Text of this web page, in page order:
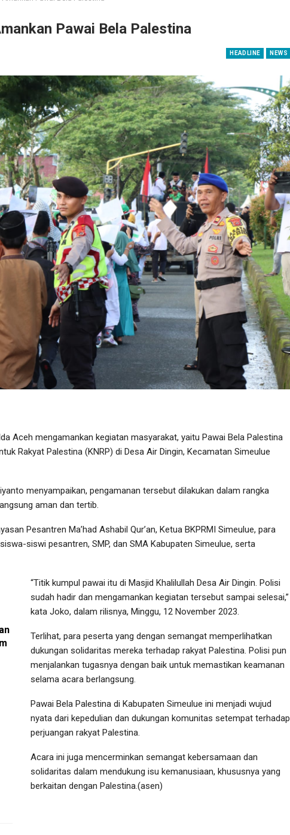
Pawai Bela Palestina
HEADLINE NEWS
Aceh mengamankan kegiatan masyarakat, yaitu Pawai Bela Palestina
Rakyat Palestina (KNRP) di Desa Air Dingin, Kecamatan Simeulue
menyampaikan, pengamanan tersebut dilakukan dalam rangka
aman dan tertib.
Pesantren Ma’had Ashabil Qur’an, Ketua BKPRMI Simeulue, para
siswi pesantren, SMP, dan SMA Kabupaten Simeulue, serta
“Titik kumpul pawai itu di Masjid Khalilullah Desa Air Dingin. Polisi
sudah hadir dan mengamankan kegiatan tersebut sampai selesai,”
kata Joko, dalam rilisnya, Minggu, 12 November 2023.
Terlihat, para peserta yang dengan semangat memperlihatkan
dukungan solidaritas mereka terhadap rakyat Palestina. Polisi pun
menjalankan tugasnya dengan baik untuk memastikan keamanan
selama acara berlangsung.
Pawai Bela Palestina di Kabupaten Simeulue ini menjadi wujud
nyata dari kepedulian dan dukungan komunitas setempat terhadap
perjuangan rakyat Palestina.
Acara ini juga mencerminkan semangat kebersamaan dan
solidaritas dalam mendukung isu kemanusiaan, khususnya yang
berkaitan dengan Palestina.(asen)